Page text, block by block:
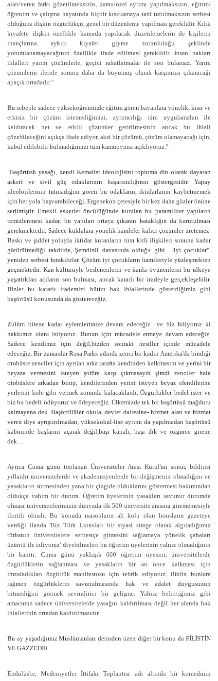
alan/veren farkı gözetilmeksizin, kamu/özel ayrımı yapılmaksızın, eğitim/
öğrenim ve çalışma hayatında hiçbir kısıtlamaya tabi tutulmaksızın serbest
olduğuna ilişkin özgürlükçü, genel bir düzenleme yapılması gereklidir. Kılık
kıyafete ilişkin özellikle kamuda yapılacak düzenlemelerin de kişilerin
inançlarına aykırı kıyafet giyme zorunluluğu şeklinde
yorumlanamayacağının özellikle ifade edilmesi gereklidir. İnsan hakları
ihlalleri yarım çözümlerle, geçici rahatlatmalar ile son bulamaz. Yarım
çözümlerin ileride sorunu daha da büyümüş olarak karşımıza çıkaracağı
apaçık ortadadır."
Bu sebeple sadece yükseköğrenimde eğitim gören bayanlara yönelik, kısır ve
etkisiz bir çözüm istemediğimizi, ayrımcılığı tüm uygulamaları ile
kaldıracak net ve etkili çözümler getirilmesinin ancak bu ihlali
çözebileceğini açıkça ifade ediyor, aksi bir çözümü, çözüm olamayacağı için,
kabul edilebilir bulmadığımızı tüm kamuoyuna açıklıyoruz."
"Başörtüsü yasağı, kendi Kemalist ideolojisini topluma din olarak dayatan
askeri ve sivil güç odaklarının başarısızlığının göstergesidir. Yapay
ideolojilerinin tutmadığını gören bu odakların, iktidarlarını kaybetmemek
için her yola başvurabileceği, Ergenekon çetesiyle bir kez daha gözler önüne
serilmiştir. Emekli askerler öncülüğünde kurulan bu paramiliter yapıların
temizlenmesi kadar, bu yapıları ortaya çıkaran bataklığın da kurutulması
gerekmektedir. Sadece kuklalara yönelik hamleler kalıcı çözümler üretemez.
Baskı ve şiddet yoluyla iktidar kuranların tüm kirli ilişkileri sonuna kadar
götürülmediği takdirde, Şemdinli davasında olduğu gibi "iyi çocuklar"
yeniden serbest bırakılırlar. Çözüm iyi çocukların hamileriyle yüzleşmekten
geçmektedir. Kan kültürüyle beslenenlerin ve kanla övünenlerin bu ülkeye
yaşattıkları acıların son bulması, ancak kararlı bir iradeyle gerçekleşebilir.
Bizler bu kararlı irademizi bütün hak ihlallerinde gösterdiğimiz gibi
başörtüsü konusunda da göstereceğiz.
Zulüm bitene kadar eylemlerimize devam edeceğiz ve biz biliyoruz ki
hakkımız olanı istiyoruz. Bunun için mücadele etmeye devam edeceğiz.
Sadece kendimiz için değil,bizden sonraki nesiller içinde mücadele
edeceğiz. Bir zamanlar Rosa Parks adında zenci bir kadın Amerika'da bindiği
otobüste zenciler için ayrılan arka tarafta kendinden kalkmasını ve yerini bir
beyaza vermesini isteyen şoföre karşı çıkmasaydı şimdi zenciler hala
otobüslere arkadan binip, kendilerinden yerini isteyen beyaz efendilerine
yerlerini köle gibi vermek zorunda kalacaklardı. Özgürlükler bedel ister ve
biz bu bedeli ödüyoruz ve ödeyeceğiz. Ülkemizde tek bir başörtüsü mağduru
kalmayana dek. Başörtülüler okula, devlet dairesine- hizmet alan ve hizmet
veren diye ayrıştırılmadan, yüksekokul-lise ayrımı da yapılmadan başörtüsü
kabininde başlarını açarak değil,başı kapalı, başı dik ve özgürce girene
dek…
Ayrıca Cuma günü toplanan Üniversiteler Arası Kurul'un sonuç bildirisi
yıllardır üniversitelerde ve akademisyenlerde bir değişmenin olmadığını ve
yasakların sürmesinden yana bir çizgide olduklarını göstermesi bakımından
oldukça vahim bir durum. Öğretim üyelerinin yasakları savunur durumda
olması üniversitelerimizin dünyada ilk 500 üniversite arasına girememesiyle
ilintili olmalı. Bu konuda masonların alt kolu olan lionsların gazeteye
verdiği ilanda 'Biz Türk Lionsları bir siyasi simge olarak algıladığımız
türbanın üniversitelere serbestçe girmesini sağlamaya yönelik çabaları
üzüntü ile izliyoruz' diyebilmeleri bu öğretim üyelerinin yalnız olmadığının
bir kanıtı. Cuma günü yaklaşık 600 öğretim üyesini, üniversitelerde
özgürlüklerin sağlanması ve yasakların bir an önce kalkması için
imzaladıkları özgürlük manifestosu için tebrik ediyoruz. Bütün bunlara
rağmen özgürlüklerin savunulmasında hak ve adalet duygusunun
bitmediğini görmek sevindirici bir gelişme. Yalnız belirttiğimiz gibi
amacımız sadece üniversitelerde yasağın kaldırılması değil her alanda hak
ihlallerinin ortadan kaldırılmasıdır.
Bu ay yaşadığımız Müslümanları derinden üzen diğer bir konu da FİLİSTİN
VE GAZZEDİR.
Endülüs'te, Medeniyetler İttifakı Toplantısı adı altında bir komedinin